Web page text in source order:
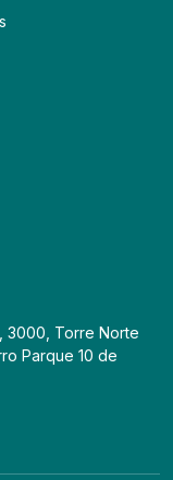
3000, Torre Norte
Parque 10 de